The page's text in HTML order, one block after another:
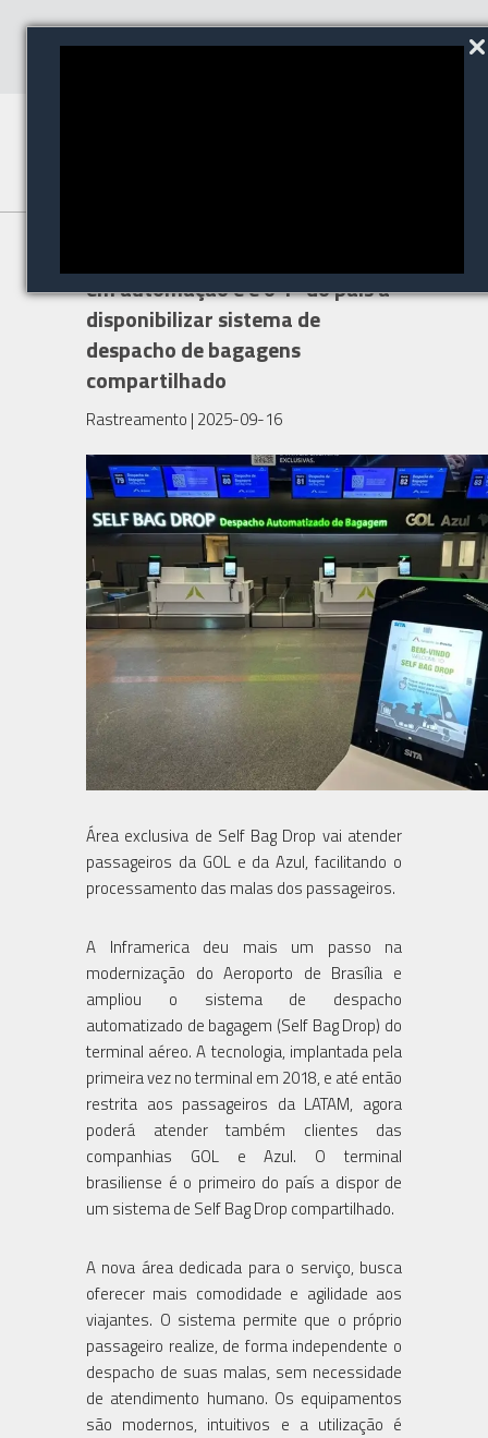
em automação e é o 1º do país a
disponibilizar sistema de
despacho de bagagens
compartilhado
Rastreamento | 2025-09-16
Área exclusiva de Self Bag Drop vai atender
passageiros da GOL e da Azul, facilitando o
processamento das malas dos passageiros.
A Inframerica deu mais um passo na
modernização do Aeroporto de Brasília e
ampliou o sistema de despacho
automatizado de bagagem (Self Bag Drop) do
terminal aéreo. A tecnologia, implantada pela
primeira vez no terminal em 2018, e até então
restrita aos passageiros da LATAM, agora
poderá atender também clientes das
companhias GOL e Azul. O terminal
brasiliense é o primeiro do país a dispor de
um sistema de Self Bag Drop compartilhado.
A nova área dedicada para o serviço, busca
oferecer mais comodidade e agilidade aos
viajantes. O sistema permite que o próprio
passageiro realize, de forma independente o
despacho de suas malas, sem necessidade
de atendimento humano. Os equipamentos
são modernos, intuitivos e a utilização é